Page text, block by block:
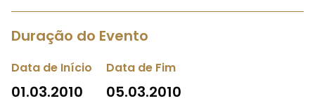
Duração do Evento
Data de Início
01.03.2010
Data de Fim
05.03.2010